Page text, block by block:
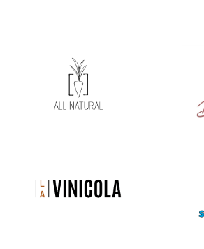
VEJA MAIS
VEJA MAIS